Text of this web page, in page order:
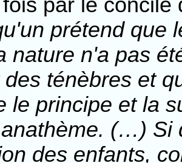
par le concile
prétend que
nature n'a pas
ténèbres et
le principe et la
(…) Si
des enfants,